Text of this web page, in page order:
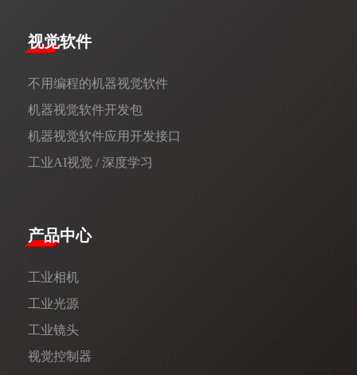
视觉软件
不用编程的机器视觉软件
机器视觉软件开发包
机器视觉软件应用开发接口
工业AI视觉 / 深度学习
产品中心
工业相机
工业光源
工业镜头
视觉控制器